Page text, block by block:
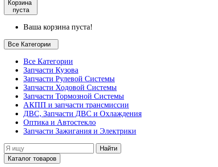
Корзина
пуста
Ваша корзина пуста!
Все Категории
Все Категории
Запчасти Кузова
Запчасти Рулевой Системы
Запчасти Ходовой Системы
Запчасти Тормозной Системы
АКПП и запчасти трансмиссии
ДВС, Запчасти ДВС и Охлаждения
Оптика и Автостекло
Запчасти Зажигания и Электрики
Найти
Каталог товаров